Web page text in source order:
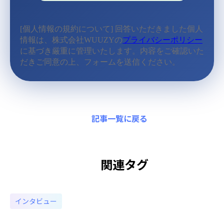
記事一覧に戻る
関連タグ
インタビュー